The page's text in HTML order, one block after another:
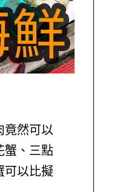
竟然可以
蟹、三點
可以比擬